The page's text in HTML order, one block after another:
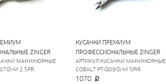
ZINGER
МАНИКЮРНЫЕ
M 2 SPR
КУСАЧКИ ПРЕМИУМ
ПРОФЕССИОНАЛЬНЫЕ ZINGER
АРТИКУЛ КУСАЧКИ МАНИКЮРНЫЕ
COBALT PT-08(9.0)-M SPIR
1070